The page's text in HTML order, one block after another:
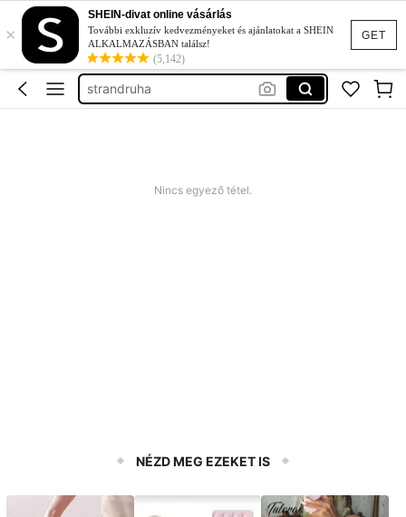
GET
×
SHEIN-divat online vásárlás
További exkluzív kedvezményeket és ajánlatokat a SHEIN
ALKALMAZÁSBAN találsz!
(5,142)
nyári ruha
squishy
bikini
strandruha
Nincs egyező tétel.
NÉZD MEG EZEKET IS